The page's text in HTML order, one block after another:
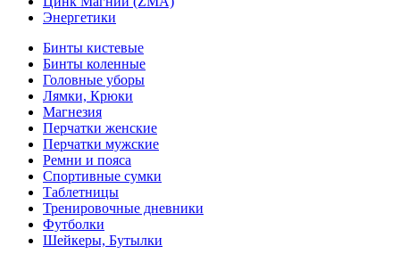
Энергетики
Бинты кистевые
Бинты коленные
Головные уборы
Лямки, Крюки
Магнезия
Перчатки женские
Перчатки мужские
Ремни и пояса
Спортивные сумки
Таблетницы
Тренировочные дневники
Футболки
Шейкеры, Бутылки